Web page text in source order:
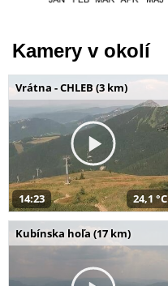
Kamery v okolí
Vrátna - CHLEB (3 km)
14:23 24,1 °C
Kubínska hoľa (17 km)